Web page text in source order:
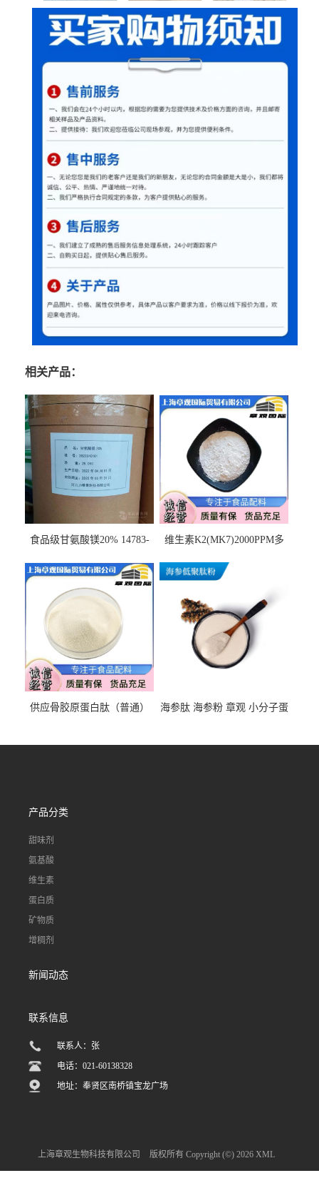
相关产品：
食品级甘氨酸镁20% 14783-
饮料 20%
维生素K2(MK7)2000PPM多
应
供应骨胶原蛋白肽（普通）
海参肽 海参粉 章观 小分子蛋
产品分类
甜味剂
氨基酸
维生素
蛋白质
矿物质
增稠剂
新闻动态
联系信息
联系人：张
电话：021-60138328
地址：奉贤区南桥镇宝龙广场
上海章观生物科技有限公司 版权所有 Copyright (©) 2026 XML